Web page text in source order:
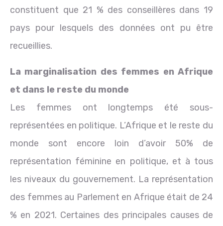
constituent que 21 % des conseillères dans 19
pays pour lesquels des données ont pu être
recueillies.
La marginalisation des femmes en Afrique
et dans le reste du monde
Les femmes ont longtemps été sous-
représentées en politique. L’Afrique et le reste du
monde sont encore loin d’avoir 50% de
représentation féminine en politique, et à tous
les niveaux du gouvernement. La représentation
des femmes au Parlement en Afrique était de 24
% en 2021. Certaines des principales causes de